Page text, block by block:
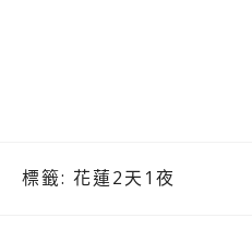
標籤: 花蓮2天1夜